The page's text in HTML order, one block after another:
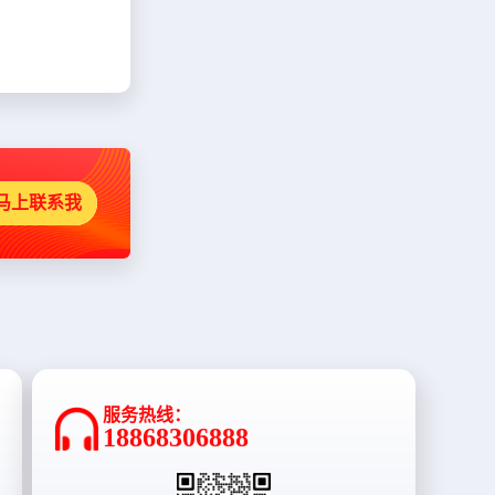
上联系我
服务热线：
18868306888